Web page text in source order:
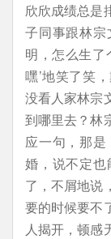
欣欣成绩总是
子同事跟林
明，怎么生了
嘿’地笑了笑
没看人家林宗
到哪里去？林
应一句，那
婚，说不定
了，不屑地说
要的时候要不
人揭开，顿感